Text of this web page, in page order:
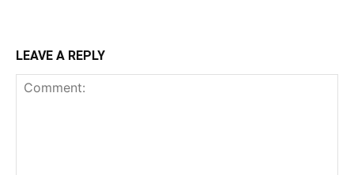
LEAVE A REPLY